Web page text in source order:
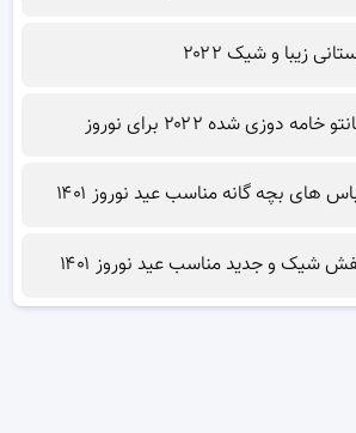
دوزی شده ۲۰۲۲ برای نوروز
های بچه گانه مناسب عید نوروز ۱۴۰۱